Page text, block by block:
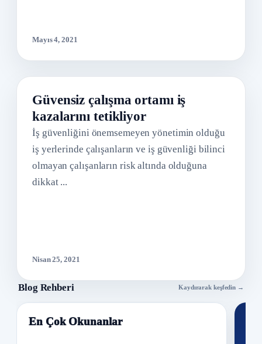
Mayıs 4, 2021
Güvensiz çalışma ortamı iş
kazalarını tetikliyor
İş güvenliğini önemsemeyen yönetimin olduğu
iş yerlerinde çalışanların ve iş güvenliği bilinci
olmayan çalışanların risk altında olduğuna
dikkat ...
Nisan 25, 2021
Blog Rehberi Kaydırarak keşfedin →
En Çok Okunanlar